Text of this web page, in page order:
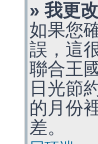
» 我更
如果您
誤，這
聯合王
日光節
的月份
差。